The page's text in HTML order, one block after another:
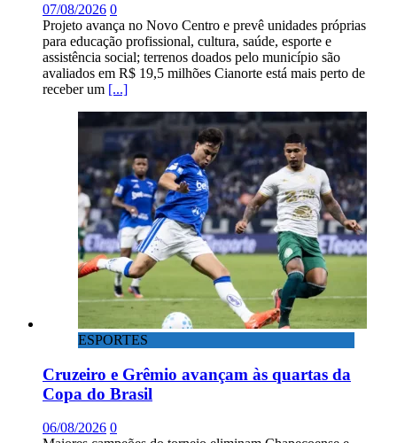
07/08/2026 0
Projeto avança no Novo Centro e prevê unidades próprias
para educação profissional, cultura, saúde, esporte e
assistência social; terrenos doados pelo município são
avaliados em R$ 19,5 milhões Cianorte está mais perto de
receber um [...]
ESPORTES
Cruzeiro e Grêmio avançam às quartas da
Copa do Brasil
06/08/2026 0